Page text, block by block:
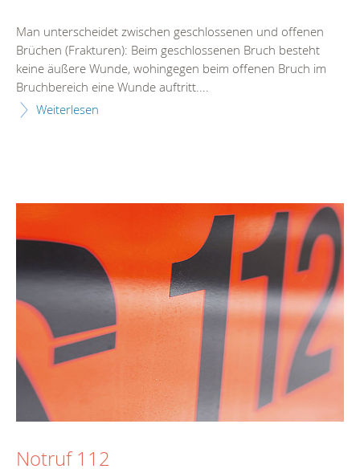
Man unterscheidet zwischen geschlossenen und offenen
Brüchen (Frakturen): Beim geschlossenen Bruch besteht
keine äußere Wunde, wohingegen beim offenen Bruch im
Bruchbereich eine Wunde auftritt....
Weiterlesen
Notruf 112